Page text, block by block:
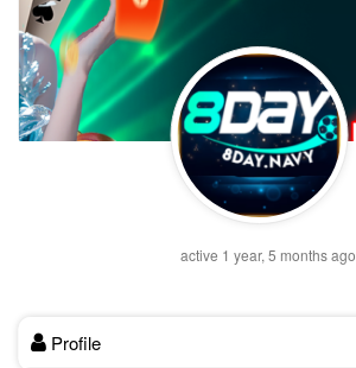
active 1 year, 5 months ago
Profile